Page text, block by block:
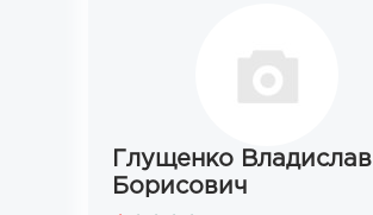
Глущенко Владислав
Борисович